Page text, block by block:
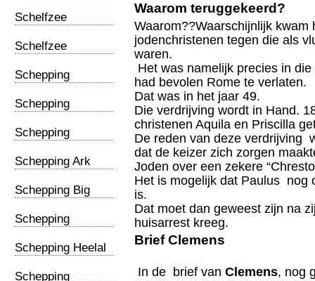
Schelfzee
Schelfzee
Schepping
Schepping
Schepping
Schepping Ark
Schepping Big
Schepping
Schepping Heelal
Schepping
Waarom teruggekeerd?
Waarom??Waarschijnlijk kwam
jodenchristenen tegen die als
waren.
Het was namelijk precies in
had bevolen Rome te verlaten.
Dat was in het jaar 49.
Die verdrijving wordt in Hand.
christenen Aquila en Priscilla
De reden van deze verdrijving
dat de keizer zich zorgen
Joden over een zekere
Het is mogelijk dat Paulus nog
is.
Dat moet dan geweest zijn na
huisarrest kreeg.
Brief Clemens
In de brief van Clemens, nog